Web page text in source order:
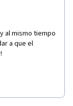
al mismo tiempo
a que el